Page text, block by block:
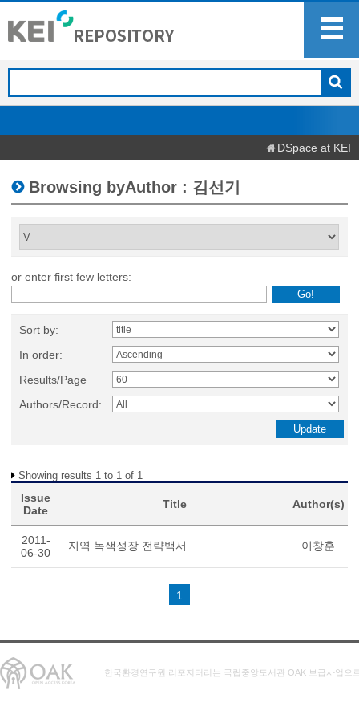
DSpace at KEI
Browsing byAuthor : 김선기
or enter first few letters:
Sort by:
In order:
Results/Page
Authors/Record:
Showing results 1 to 1 of 1
Issue
Date
Title Author(s)
2011-
06-30
지역 녹색성장 전략백서 이창훈
1
한국환경연구원 리포지터리는 국립중앙도서관 OAK 보급사업